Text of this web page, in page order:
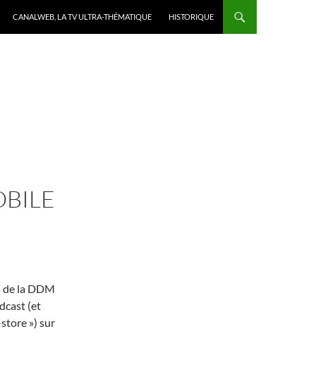
CANALWEB, LA TV ULTRA-THÉMATIQUE HISTORIQUE
la DDM
(et
») sur